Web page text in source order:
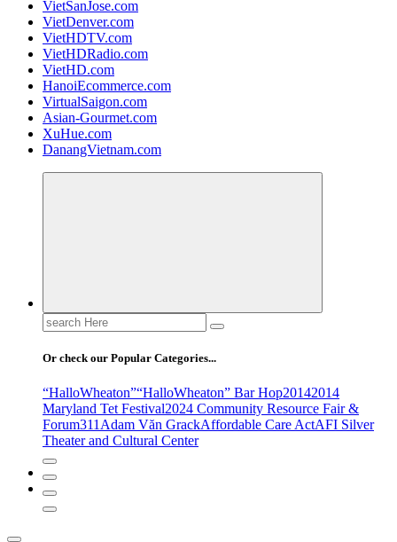
VietSanJose.com
VietDenver.com
VietHDTV.com
VietHDRadio.com
VietHD.com
HanoiEcommerce.com
VirtualSaigon.com
Asian-Gourmet.com
XuHue.com
DanangVietnam.com
Search
for:
Or check our Popular Categories...
“HalloWheaton”“HalloWheaton” Bar Hop20142014
Maryland Tet Festival2024 Community Resource Fair &
Forum311 Adam Văn GrackAffordable Care ActAFI Silver
Theater and Cultural Center